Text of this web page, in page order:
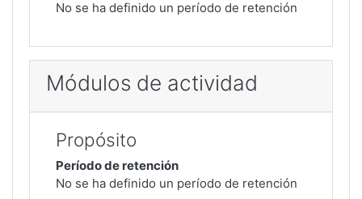
No se ha definido un período de retención
Módulos de actividad
Propósito
Período de retención
No se ha definido un período de retención